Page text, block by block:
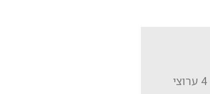
מיצוב דיגיטלי החולש על 4 ערוצי